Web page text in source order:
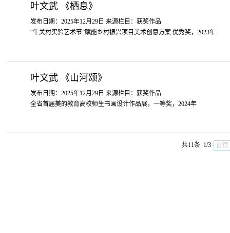
叶文武 《栖息》
发布日期：2025年12月29日 来源栏目：获奖作品
“牛关村实验艺术节”赋能乡村振兴项目美术创意方案 优秀奖，2023年
叶文武 《山河颂》
发布日期：2025年12月29日 来源栏目：获奖作品
全省首届美的教育高校师生书画设计作品展，一等奖，2024年
共11条 1/3 首页